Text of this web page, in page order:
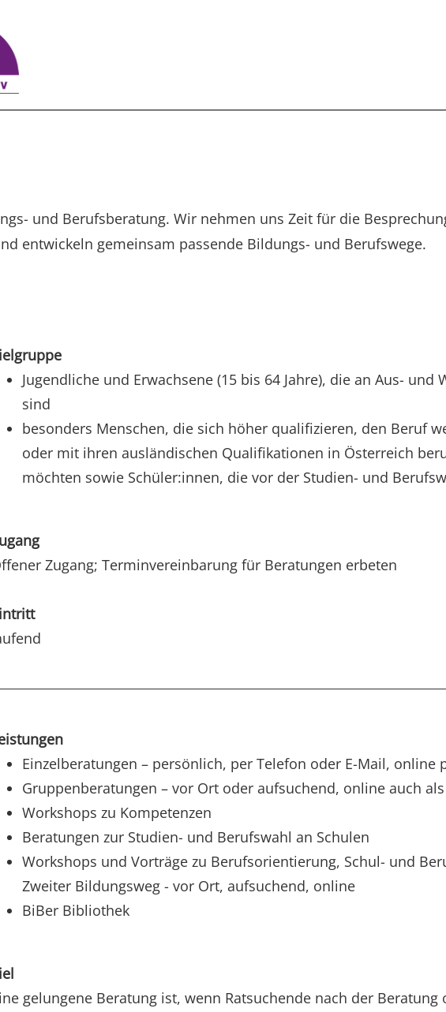
und Berufsberatung. Wir nehmen uns Zeit für die
entwickeln gemeinsam passende Bildungs- und Berufswege.
Jugendliche und Erwachsene (15 bis 64 Jahre), die an Aus-
sind
besonders Menschen, die sich höher qualifizieren, den Beruf
oder mit ihren ausländischen Qualifikationen in Österreich
möchten sowie Schüler:innen, die vor der Studien- und
Zugang; Terminvereinbarung für Beratungen erbeten
Einzelberatungen – persönlich, per Telefon oder E-Mail, online
Gruppenberatungen – vor Ort oder aufsuchend, online auch
Workshops zu Kompetenzen
Beratungen zur Studien- und Berufswahl an Schulen
Workshops und Vorträge zu Berufsorientierung, Schul- und
Zweiter Bildungsweg - vor Ort, aufsuchend, online
BiBer Bibliothek
gelungene Beratung ist, wenn Ratsuchende nach der